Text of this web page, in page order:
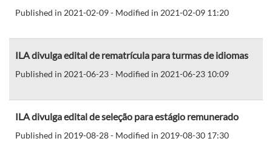
Published in 2021-02-09 - Modified in 2021-02-09 11:20
ILA divulga edital de rematrícula para turmas de idiomas
Published in 2021-06-23 - Modified in 2021-06-23 10:09
ILA divulga edital de seleção para estágio remunerado
Published in 2019-08-28 - Modified in 2019-08-30 17:30